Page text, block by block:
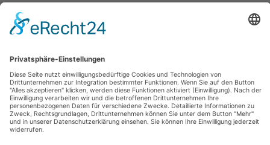
Anschrift
Güteschutz Ziegel e.V.
Weidehofstraße 15
OT Blankenhain
So erreichen Sie uns
Allgemein
Sitemap
Impressum
Datenschutz